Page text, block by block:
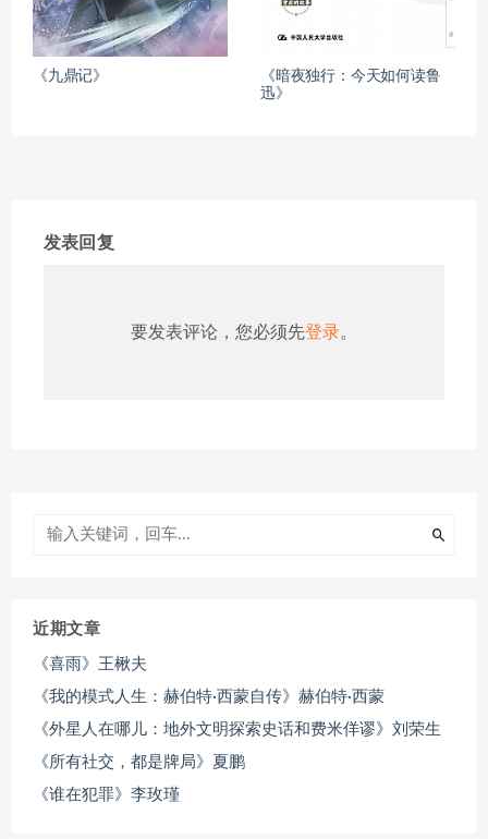
《九鼎记》
《暗夜独行：今天如何读鲁
迅》
发表回复
要发表评论，您必须先登录。
近期文章
《喜雨》王楸夫
《我的模式人生：赫伯特·西蒙自传》赫伯特·西蒙
《外星人在哪儿：地外文明探索史话和费米佯谬》刘荣生
《所有社交，都是牌局》夏鹏
《谁在犯罪》李玫瑾